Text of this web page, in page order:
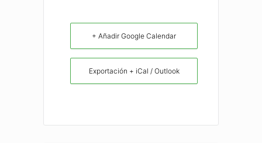
+ Añadir Google Calendar
Exportación + iCal / Outlook